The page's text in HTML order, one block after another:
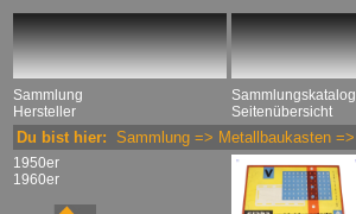
Sammlung
Hersteller
Sammlungskatalog
Seitenübersicht
Du bist hier: Sammlung => Metallbaukasten =>
1950er
1960er